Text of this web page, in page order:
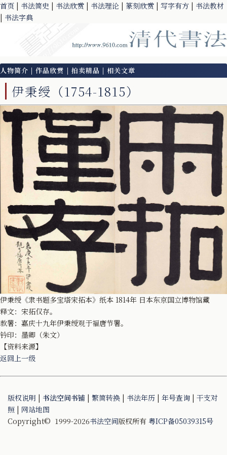
首页 | 书法简史 | 书法欣赏 | 书法理论 | 篆刻欣赏 | 写字有方 | 书法教材
| 书法字典
人物简介 |作品欣赏 | 拍卖精品 | 相关文章
伊秉绶（1754-1815）
伊秉绶《隶书题多宝塔宋拓本》纸本 1814年 日本东京国立博物馆藏
释文：宋拓仅存。
款署：嘉庆十九年伊秉绶观于福唐节署。
钤印：墨卿（朱文）
【资料来源】
返回上一级
版权说明 | 书法空间书铺 | 繁简转换 | 书法年历 | 年号查询 | 干支对
照 | 网站地图
Copyright© 1999-2026书法空间版权所有 粤ICP备05039315号